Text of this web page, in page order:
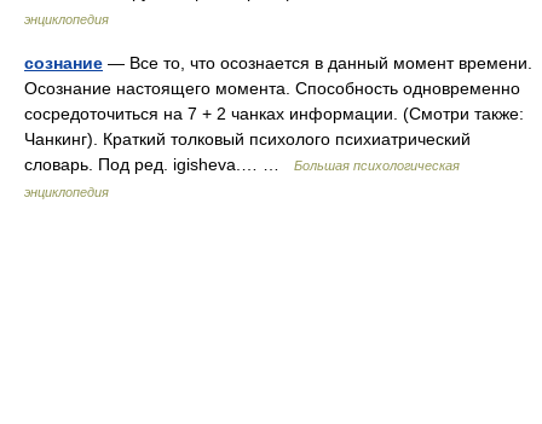
энциклопедия
сознание — Все то, что осознается в данный момент времени.
Осознание настоящего момента. Способность одновременно
сосредоточиться на 7 + 2 чанках информации. (Смотри также:
Чанкинг). Краткий толковый психолого психиатрический
словарь. Под ред. igisheva.… …
Большая психологическая
энциклопедия